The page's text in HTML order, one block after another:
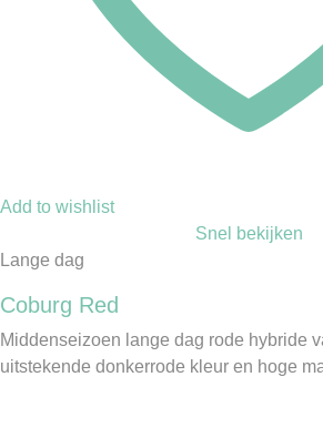
Add to wishlist
Snel bekijken
Lange dag
Coburg Red
Middenseizoen lange dag rode hybride
uitstekende donkerrode kleur en hoge